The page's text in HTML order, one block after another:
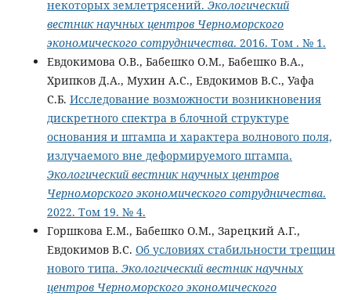
некоторых землетрясений. Экологический
вестник научных центров Черноморского
экономического сотрудничества. 2016. Том . № 1.
Евдокимова О.В., Бабешко О.М., Бабешко В.А.,
Хрипков Д.А., Мухин А.С., Евдокимов В.С., Уафа
С.Б. Исследование возможности возникновения
дискретного спектра в блочной структуре
основания и штампа и характера волнового поля,
излучаемого вне деформируемого штампа.
Экологический вестник научных центров
Черноморского экономического сотрудничества.
2022. Том 19. № 4.
Горшкова Е.М., Бабешко О.М., Зарецкий А.Г.,
Евдокимов В.С. Об условиях стабильности трещин
нового типа. Экологический вестник научных
центров Черноморского экономического